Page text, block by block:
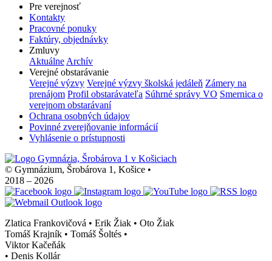
Pre verejnosť
Kontakty
Pracovné ponuky
Faktúry, objednávky
Zmluvy
Aktuálne Archív
Verejné obstarávanie
Verejné výzvy Verejné výzvy školská jedáleň Zámery na
prenájom Profil obstarávateľa Súhrné správy VO Smernica o
verejnom obstarávaní
Ochrana osobných údajov
Povinné zverejňovanie informácií
Vyhlásenie o prístupnosti
© Gymnázium, Šrobárova 1, Košice •
2018 – 2026
Zlatica Frankovičová • Erik Žiak • Oto Žiak
Tomáš Krajník • Tomáš Šoltés •
Viktor Kačeňák
• Denis Kollár